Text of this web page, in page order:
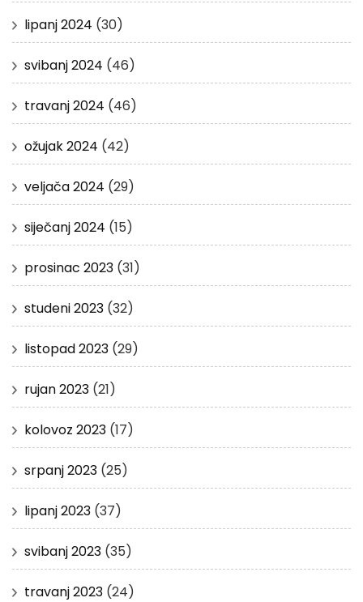
lipanj 2024 (30)
svibanj 2024 (46)
travanj 2024 (46)
ožujak 2024 (42)
veljača 2024 (29)
siječanj 2024 (15)
prosinac 2023 (31)
studeni 2023 (32)
listopad 2023 (29)
rujan 2023 (21)
kolovoz 2023 (17)
srpanj 2023 (25)
lipanj 2023 (37)
svibanj 2023 (35)
travanj 2023 (24)